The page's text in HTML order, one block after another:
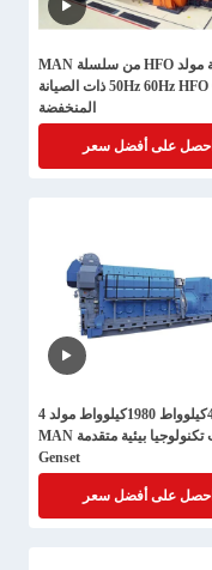
مجموعة مولد HFO من سلسلة MAN
50Hz 60Hz HFO Genset ذات الصيانة
المنخفضة
احصل على أفضل سعر
400كيلوواط 1980كيلوواط مولد 4
درجات تكنولوجيا بيئية متقدمة MAN
Genset
احصل على أفضل سعر